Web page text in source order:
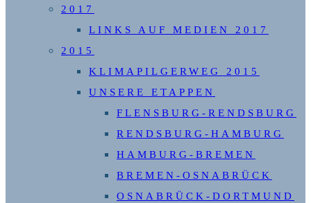
2017
LINKS AUF MEDIEN 2017
2015
KLIMAPILGERWEG 2015
UNSERE ETAPPEN
FLENSBURG-RENDSBURG
RENDSBURG-HAMBURG
HAMBURG-BREMEN
BREMEN-OSNABRÜCK
OSNABRÜCK-DORTMUND